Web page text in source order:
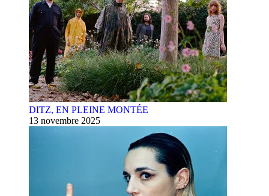
DITZ, EN PLEINE MONTÉE
13 novembre 2025